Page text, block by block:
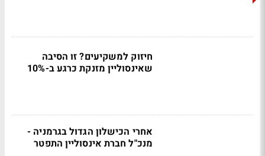
חיזוק למשקיעים? זו הסיבה
שאינסוליין מזנקת כרגע ב-10%
אחרי הכישלון הגדול בגרמניה -
מנכ"ל חברת אינסוליין התפטר